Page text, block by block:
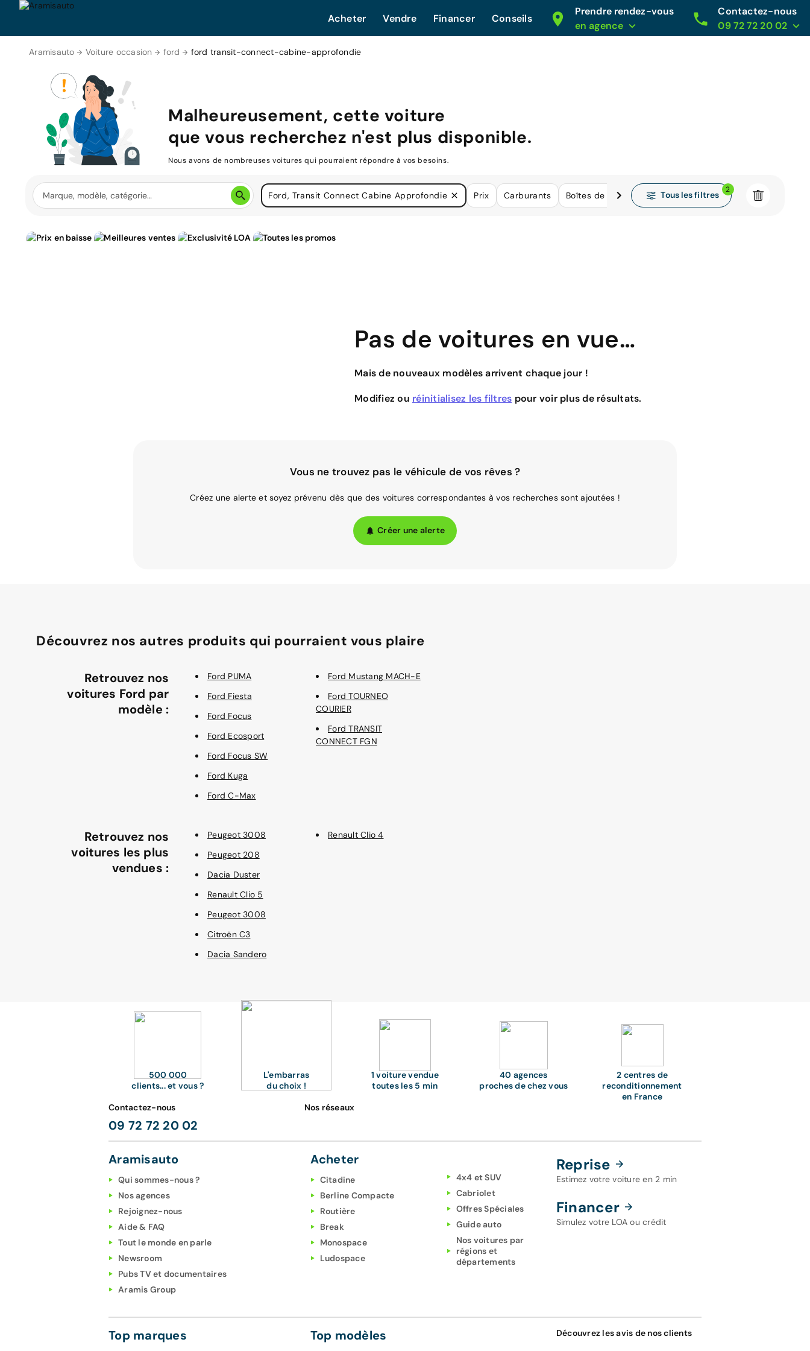
Acheter Vendre Financer Conseils
Prendre rendez-vous
en agence
Contactez-nous
09 72 72 20 02
Aramisauto Voiture occasion ford ford transit-connect-cabine-approfondie
Malheureusement, cette voiture
que vous recherchez n'est plus disponible.
Nous avons de nombreuses voitures qui pourraient répondre à vos besoins.
Ford, Transit Connect Cabine Approfondie Prix Carburants Boîtes de vitesse Kilométrage
Tous les filtres
2
Pas de voitures en vue…
Mais de nouveaux modèles arrivent chaque jour !
Modifiez ou réinitialisez les filtres pour voir plus de résultats.
Vous ne trouvez pas le véhicule de vos rêves ?
Créez une alerte et soyez prévenu dès que des voitures correspondantes à vos recherches sont ajoutées !
Créer une alerte
Découvrez nos autres produits qui pourraient vous plaire
Retrouvez nos
voitures Ford par
modèle :
Ford PUMA
Ford Fiesta
Ford Focus
Ford Ecosport
Ford Focus SW
Ford Kuga
Ford C-Max
Ford Mustang MACH-E
Ford TOURNEO
COURIER
Ford TRANSIT
CONNECT FGN
Retrouvez nos
voitures les plus
vendues :
Peugeot 3008
Peugeot 208
Dacia Duster
Renault Clio 5
Peugeot 3008
Citroën C3
Dacia Sandero
Renault Clio 4
500 000
clients... et vous ?
L'embarras
du choix !
1 voiture vendue
toutes les 5 min
40 agences
proches de chez vous
2 centres de
reconditionnement
en France
Contactez-nous
09 72 72 20 02
Nos réseaux
Aramisauto
Qui sommes-nous ?
Nos agences
Rejoignez-nous
Aide & FAQ
Tout le monde en parle
Newsroom
Pubs TV et documentaires
Aramis Group
Acheter
Citadine
Berline Compacte
Routière
Break
Monospace
Ludospace
4x4 et SUV
Cabriolet
Offres Spéciales
Guide auto
Nos voitures par
régions et
départements
Reprise
Estimez votre voiture en 2 min
Financer
Simulez votre LOA ou crédit
Top marques Top modèles Découvrez les avis de nos clients